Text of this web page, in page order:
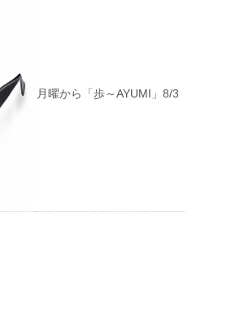
月曜から「歩～AYUMI」8/3